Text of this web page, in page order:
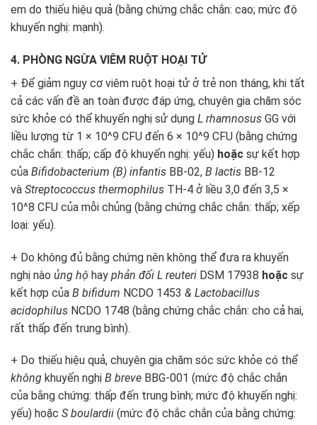
em do thiếu hiệu quả (bằng chứng chắc chắn: cao; mức độ
khuyến nghị: mạnh).
4. PHÒNG NGỪA VIÊM RUỘT HOẠI TỬ
+ Để giảm nguy cơ viêm ruột hoại tử ở trẻ non tháng, khi tất
cả các vấn đề an toàn được đáp ứng, chuyên gia chăm sóc
sức khỏe có thể khuyến nghị sử dụng L rhamnosus GG với
liều lượng từ 1 × 10^9 CFU đến 6 × 10^9 CFU (bằng chứng
chắc chắn: thấp; cấp độ khuyến nghị: yếu) hoặc sự kết hợp
của Bifidobacterium (B) infantis BB-02, B lactis BB-12
và Streptococcus thermophilus TH-4 ở liều 3,0 đến 3,5 ×
10^8 CFU của mỗi chủng (bằng chứng chắc chắn: thấp; xếp
loại: yếu).
+ Do không đủ bằng chứng nên không thể đưa ra khuyến
nghị nào ủng hộ hay phản đối L reuteri DSM 17938 hoặc sự
kết hợp của B bifidum NCDO 1453 & Lactobacillus
acidophilus NCDO 1748 (bằng chứng chắc chắn: cho cả hai,
rất thấp đến trung bình).
+ Do thiếu hiệu quả, chuyên gia chăm sóc sức khỏe có thể
không khuyến nghị B breve BBG-001 (mức độ chắc chắn
của bằng chứng: thấp đến trung bình; mức độ khuyến nghị:
yếu) hoặc S boulardii (mức độ chắc chắn của bằng chứng: